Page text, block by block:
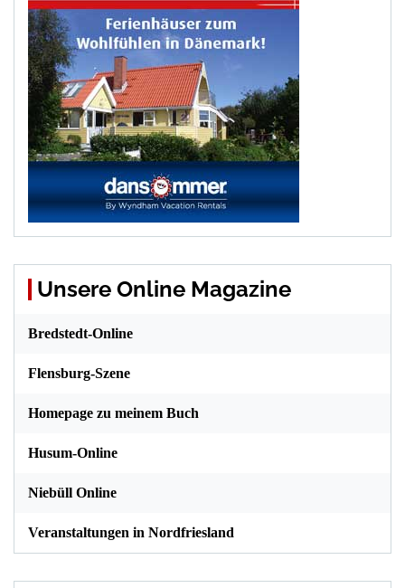
Unsere Online Magazine
Bredstedt-Online
Flensburg-Szene
Homepage zu meinem Buch
Husum-Online
Niebüll Online
Veranstaltungen in Nordfriesland